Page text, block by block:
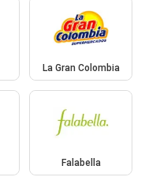
La Gran Colombia
Falabella